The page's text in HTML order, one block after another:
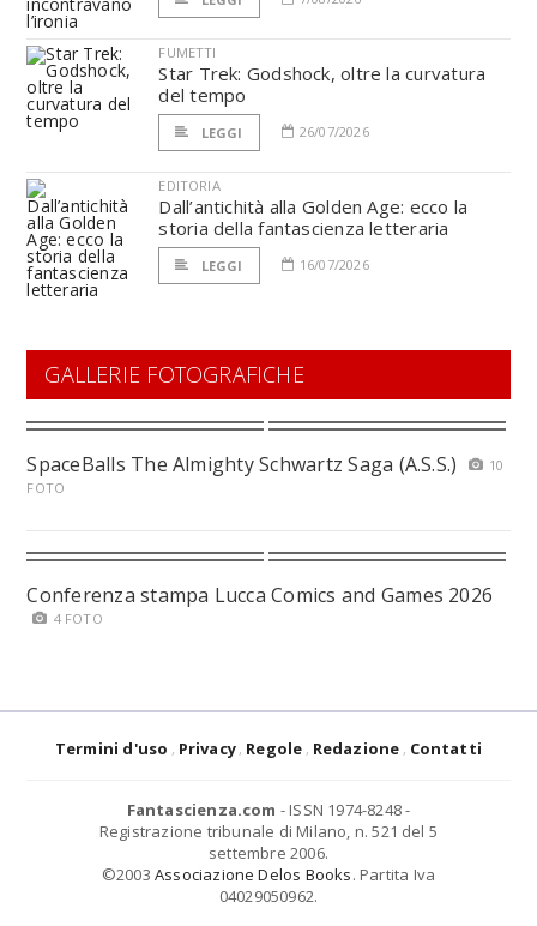
FUMETTI
Star Trek: Godshock, oltre la curvatura
del tempo
LEGGI 26/07/2026
EDITORIA
Dall’antichità alla Golden Age: ecco la
storia della fantascienza letteraria
LEGGI 16/07/2026
GALLERIE FOTOGRAFICHE
SpaceBalls The Almighty Schwartz Saga (A.S.S.)
10
FOTO
Conferenza stampa Lucca Comics and Games 2026
4 FOTO
Termini d'uso Privacy Regole Redazione Contatti
Fantascienza.com - ISSN 1974-8248 -
Registrazione tribunale di Milano, n. 521 del 5
settembre 2006.
©2003 Associazione Delos Books. Partita Iva
04029050962.